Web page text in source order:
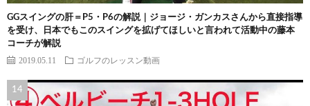
GGスイングの肝＝P5・P6の解説｜ジョージ・ガンカスさんから直接指導
を受け、日本でもこのスイングを拡げてほしいと言われて活動中の藤本
コーチが解説
2019.05.11 ゴルフのレッスン動画